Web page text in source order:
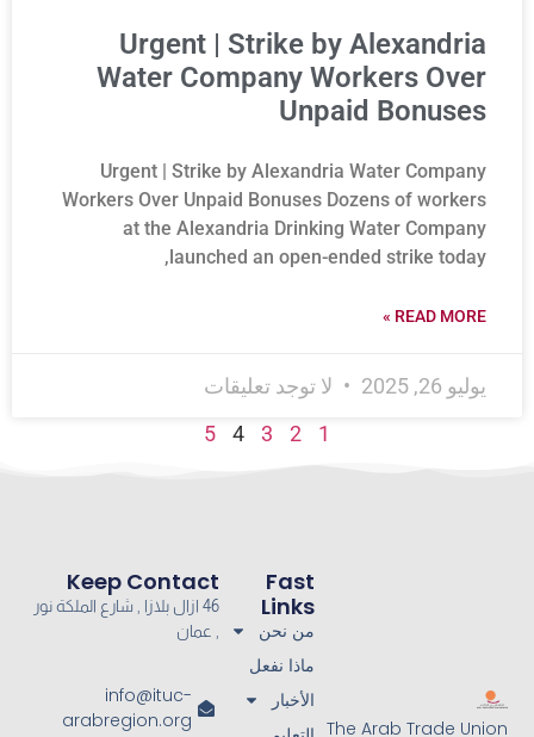
Urgent | Strike by Alexandria
Water Company Workers Over
Unpaid Bonuses
Urgent | Strike by Alexandria Water Company
Workers Over Unpaid Bonuses Dozens of workers
at the Alexandria Drinking Water Company
launched an open-ended strike today,
READ MORE »
يوليو 26, 2025
لا توجد تعليقات
1
2
3
4
5
The Arab Trade Union
Fast
Links
من نحن
ماذا نفعل
الأخبار
Keep Contact
46 ازال بلازا , شارع الملكة نور
, عمان
info@ituc-
arabregion.org